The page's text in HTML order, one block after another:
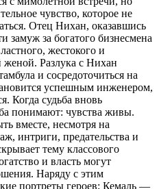
чувство, которое не
Отец Нихан, оказавшись
замуж за богатого бизнесмена
жестокого и
женой. Разлука с Нихан
и сосредоточиться на
успешным инженером,
Когда судьба вновь
понимают: чувства живы.
вместе, несмотря на
интриги, предательства и
тему классового
и власть могут
Наряду с этим
портреты героев: Кемаль —